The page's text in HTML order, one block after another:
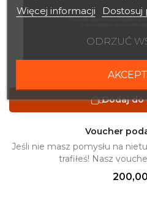
Dodaj do
Voucher
Jeśli nie masz pomysłu na
trafiłeś! Nasz
Cena
200,00
Więcej informacji Dostosuj
ODRZUĆ